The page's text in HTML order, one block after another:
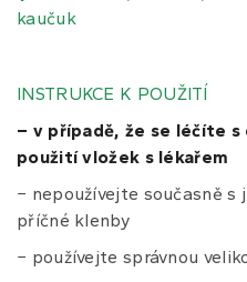
kaučuk
INSTRUKCE K POUŽITÍ
– v případě, že se léčíte
použití vložek s lékařem
− nepoužívejte současně s
příčné klenby
− používejte správnou